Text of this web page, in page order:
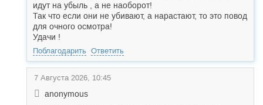
идут на убыль , а не наоборот!
Так что если они не убивают, а нарастают, то это повод
для очного осмотра!
Удачи !
Поблагодарить Ответить
7 Августа 2026, 10:45
anonymous